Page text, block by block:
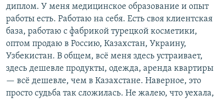
диплом. У меня медицинское образование и опыт
работы есть. Работаю на себя. Есть своя клиентская
база, работаю с фабрикой турецкой косметики,
оптом продаю в Россию, Казахстан, Украину,
Узбекистан. В общем, всё меня здесь устраивает,
здесь дешевле продукты, одежда, аренда квартиры
— всё дешевле, чем в Казахстане. Наверное, это
просто судьба так сложилась. Не жалею, что уехала,